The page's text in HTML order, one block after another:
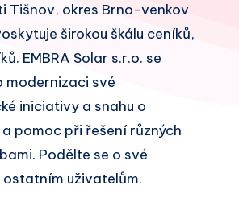
Tišnov, okres Brno-venkov
širokou škálu ceníků,
EMBRA Solar s.r.o. se
modernizaci své
iniciativy a snahu o
pomoc při řešení různých
Podělte se o své
uživatelům.